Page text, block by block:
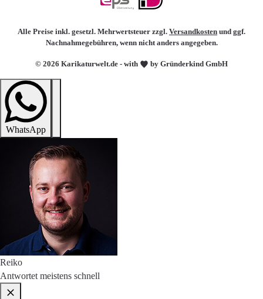
© 2026 Karikaturwelt.de - with by Gründerkind GmbH
Alle Preise inkl. gesetzl. Mehrwertsteuer zzgl. Versandkosten und ggf.
Nachnahmegebühren, wenn nicht anders angegeben.
WhatsApp
Reiko
Antwortet meistens schnell